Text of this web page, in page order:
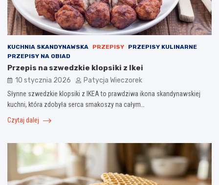
KUCHNIA SKANDYNAWSKA PRZEPISY
PRZEPISY KULINARNE
PRZEPISY NA OBIAD
Przepis na szwedzkie klopsiki z Ikei
10 stycznia 2026 Patycja Wieczorek
Słynne szwedzkie klopsiki z IKEA to prawdziwa ikona skandynawskiej
kuchni, która zdobyła serca smakoszy na całym…
Czytaj dalej